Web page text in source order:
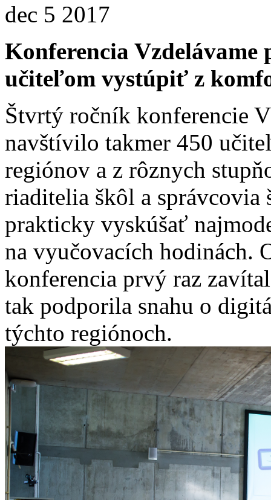
dec 5 2017
Konferencia Vzdelávame
učiteľom vystúpiť z
Štvrtý ročník konferencie
navštívilo takmer 450
regiónov a z rôznych
riaditelia škôl a
prakticky vyskúšať
na vyučovacích hodinách.
konferencia prvý raz
tak podporila snahu o
týchto regiónoch.